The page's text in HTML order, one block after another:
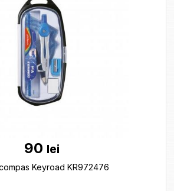
90 lei
Keyroad KR972476